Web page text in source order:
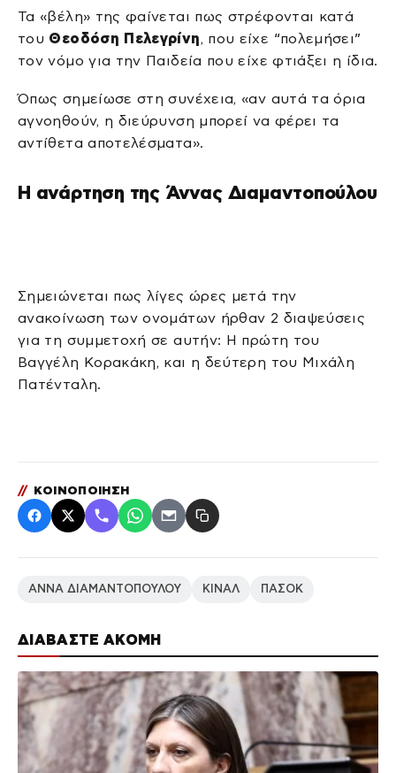
ΔΙΑΒΑΣΤΕ ΑΚΟΜΗ
Τα «βέλη» της φαίνεται πως στρέφονται κατά
του Θεοδόση Πελεγρίνη, που είχε “πολεμήσει”
τον νόμο για την Παιδεία που είχε φτιάξει η ίδια.
Όπως σημείωσε στη συνέχεια, «αν αυτά τα όρια
αγνοηθούν, η διεύρυνση μπορεί να φέρει τα
αντίθετα αποτελέσματα».
Η ανάρτηση της Άννας Διαμαντοπούλου
Σημειώνεται πως λίγες ώρες μετά την
ανακοίνωση των ονομάτων ήρθαν 2 διαψεύσεις
για τη συμμετοχή σε αυτήν: Η πρώτη του
Βαγγέλη Κορακάκη, και η δεύτερη του Μιχάλη
Πατένταλη.
// ΚΟΙΝΟΠΟΙΗΣΗ
ΑΝΝΑ ΔΙΑΜΑΝΤΟΠΟΥΛΟΥ ΚΙΝΑΛ ΠΑΣΟΚ